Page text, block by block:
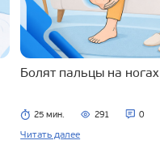
Болят пальцы на ногах
25 мин. 291 0
Читать далее